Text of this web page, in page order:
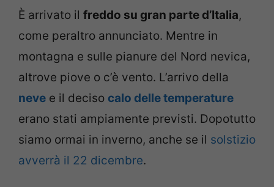
È arrivato il freddo su gran parte d’Italia,
come peraltro annunciato. Mentre in
montagna e sulle pianure del Nord nevica,
altrove piove o c’è vento. L’arrivo della
neve e il deciso calo delle temperature
erano stati ampiamente previsti. Dopotutto
siamo ormai in inverno, anche se il solstizio
avverrà il 22 dicembre.